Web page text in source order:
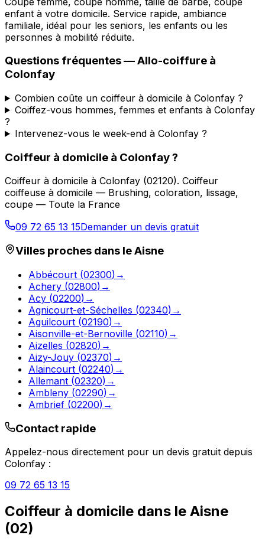
enfant à votre domicile. Service rapide, ambiance
familiale, idéal pour les seniors, les enfants ou les
personnes à mobilité réduite.
Questions fréquentes —Allo-coiffure à
Colonfay
Combien coûte un coiffeur à domicile à Colonfay ?
Coiffez-vous hommes, femmes et enfants à Colonfay
?
Intervenez-vous le week-end à Colonfay ?
Coiffeur à domicile à Colonfay?
Coiffeur à domicile à Colonfay (02120). Coiffeur
coiffeuse à domicile — Brushing, coloration, lissage,
coupe — Toute la France
09 72 65 13 15Demander un devis gratuit
Villes proches dans leAisne
Abbécourt (02300) →
Achery (02800) →
Acy (02200) →
Agnicourt-et-Séchelles (02340) →
Aguilcourt (02190) →
Aisonville-et-Bernoville (02110) →
Aizelles (02820) →
Aizy-Jouy (02370) →
Alaincourt (02240) →
Allemant (02320) →
Ambleny (02290) →
Ambrief (02200) →
Contact rapide
Appelez-nous directement pour un devis gratuit depuis
Colonfay :
09 72 65 13 15
Coiffeur à domicile dans le Aisne
(02)